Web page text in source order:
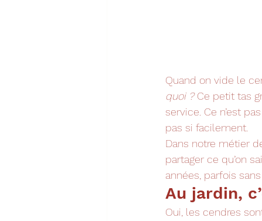
Quand on vide le
quoi ? Ce petit tas
service. Ce n’est
pas si facilement.
Dans notre métier
partager ce qu’on
années, parfois
Au jardin,
Oui, les cendres